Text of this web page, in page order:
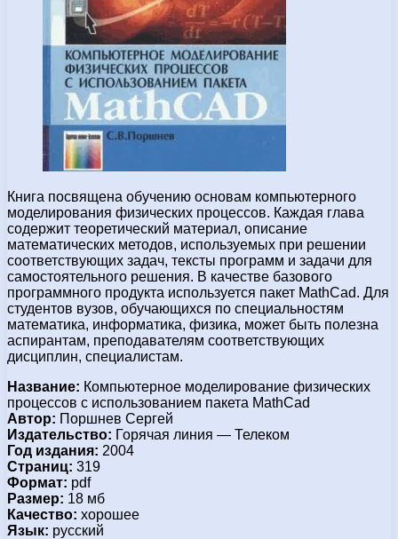
Книга посвящена обучению основам компьютерного
моделирования физических процессов. Каждая глава
содержит теоретический материал, описание
математических методов, используемых при решении
соответствующих задач, тексты программ и задачи для
самостоятельного решения. В качестве базового
программного продукта используется пакет MathCad. Для
студентов вузов, обучающихся по специальностям
математика, информатика, физика, может быть полезна
аспирантам, преподавателям соответствующих
дисциплин, специалистам.
Название: Компьютерное моделирование физических
процессов с использованием пакета MathCad
Автор: Поршнев Сергей
Издательство: Горячая линия — Телеком
Год издания: 2004
Страниц: 319
Формат: pdf
Размер: 18 мб
Качество: хорошее
Язык: русский